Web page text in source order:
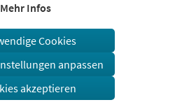
Mehr Infos
Cookies
anpassen
akzeptieren